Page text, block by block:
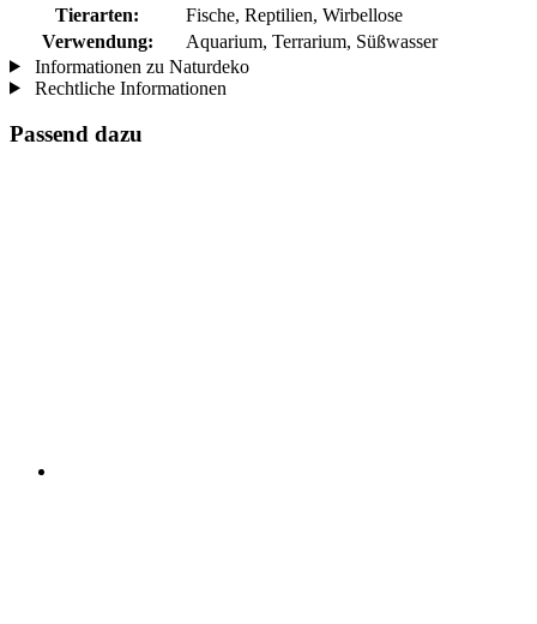
Tierarten:
Fische, Reptilien, Wirbellose
Verwendung:
Aquarium, Terrarium, Süßwasser
Informationen zu Naturdeko
Rechtliche Informationen
Passend dazu